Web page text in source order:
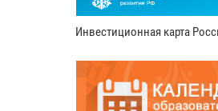
Инвестиционная карта